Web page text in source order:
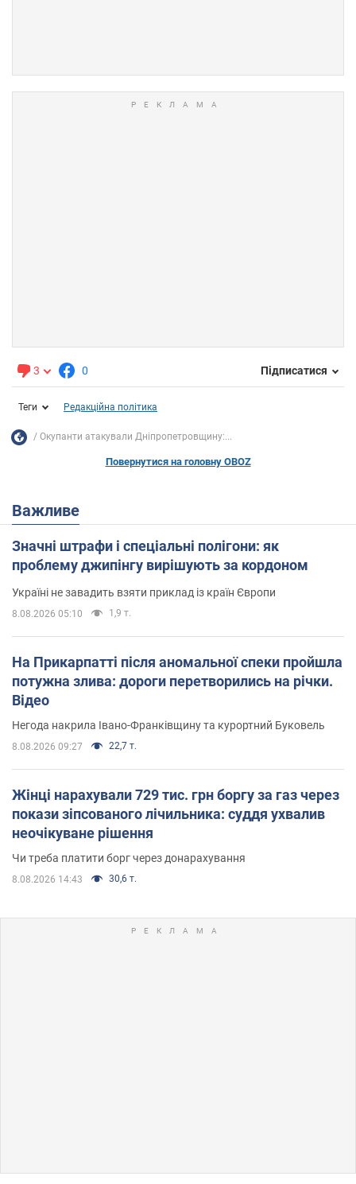
3 0 Підписатися
Теги Редакційна політика
Окупанти атакували Дніпропетровщину:...
Повернутися на головну OBOZ
Важливе
Значні штрафи і спеціальні полігони: як
проблему джипінгу вирішують за кордоном
Україні не завадить взяти приклад із країн Європи
8.08.2026 05:10 1,9 т.
На Прикарпатті після аномальної спеки пройшла
потужна злива: дороги перетворились на річки.
Відео
Негода накрила Івано-Франківщину та курортний Буковель
8.08.2026 09:27 22,7 т.
Жінці нарахували 729 тис. грн боргу за газ через
покази зіпсованого лічильника: суддя ухвалив
неочікуване рішення
Чи треба платити борг через донарахування
8.08.2026 14:43 30,6 т.